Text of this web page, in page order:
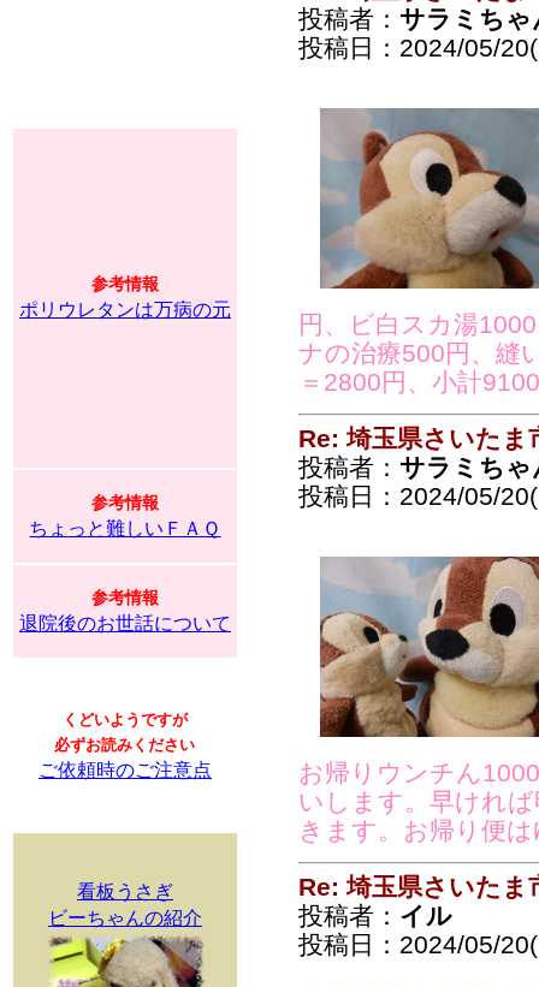
参考情報
ポリウレタンは万病の元
参考情報
ちょっと難しいＦＡＱ
参考情報
退院後のお世話について
くどいようですが
必ずお読みください
ご依頼時のご注意点
看板うさぎ
ビーちゃんの紹介
投稿者： サラミちゃ
投稿日：2024/05/
円、ビ白スカ湯
ナの治療500円、縫
＝2800円、小計
Re: 埼玉県さいたま
投稿者： サラミちゃ
投稿日：2024/05/
お帰りウンチん
いします。早けれ
きます。お帰り便
Re: 埼玉県さいたま
投稿者： イル
投稿日：2024/05/